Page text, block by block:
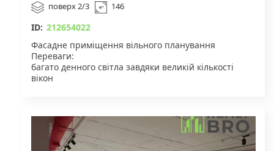
поверх 2/3 146
ID: 212654022
Фасадне приміщення вільного планування
Переваги:
багато денного світла завдяки великій кількості
вікон
власний санвузол
поруч зупинка громадського транспорту та велика
транспортна магістраль